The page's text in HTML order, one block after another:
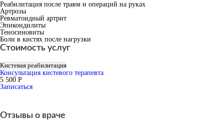
Реабилитация после травм и операций на руках
Артрозы
Ревматоидный артрит
Эпикондилиты
Теносиновиты
Боли в кистях после нагрузки
Стоимость услуг
Кистевая реабилитация
Консультация кистевого терапевта
5 500 Р
Записаться
Отзывы о враче